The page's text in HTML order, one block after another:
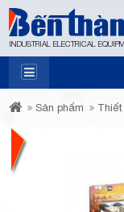
INDUSTRIAL ELECTRICAL
7ASản phẩm